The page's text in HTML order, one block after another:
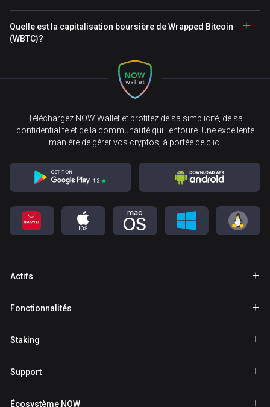
Quelle est la capitalisation boursière de Wrapped Bitcoin
(WBTC)?
Téléchargez NOW Wallet et profitez de sa simplicité, de sa
confidentialité et de la communauté qui l’entoure. Une excellente
manière de gérer vos cryptos, à portée de clic.
Actifs
Portefeuille Binance Coin
Fonctionnalités
Envoi privé
Staking
Support
Écosystème NOW